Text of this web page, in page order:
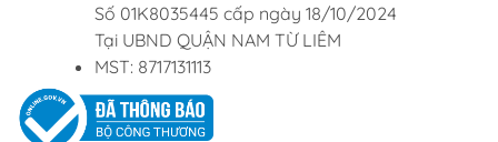
Số 01K8035445 cấp ngày 18/10/2024
Tại UBND QUẬN NAM TỪ LIÊM
MST: 8717131113